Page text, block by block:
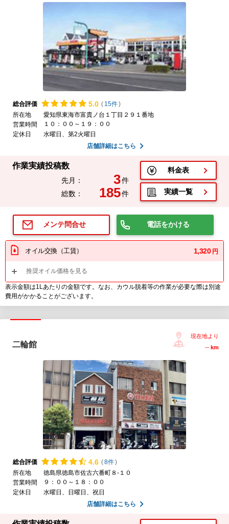
総合評価 5.0 ( 15件)
所在地
愛知県東海市富貴ノ台１丁目２９１番地
営業時間
１０：００～１９：００
定休日
水曜日、第2火曜日
店舗詳細はこちら
作業実績投稿数
先月： 3件
総数：
185件
料金表
実績一覧
メンテ問合せ 電話をかける
オイル交換（工賃） 1,320 円
推奨オイル価格を見る
表示金額は1Lあたりの金額です。なお、カウル脱着等の作業が必要な際は別途
費用がかかることがございます。
二輪館
現在地より
-- km
総合評価 4.6 (8件)
所在地
徳島県徳島市佐古六番町８-１０
営業時間
９：００～１８：００
定休日
水曜日、日曜日、祝日
店舗詳細はこちら